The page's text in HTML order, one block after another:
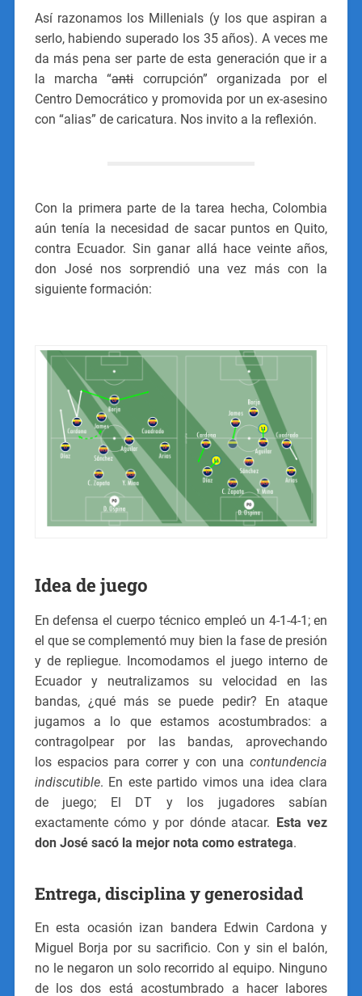
Así razonamos los Millenials (y los que aspiran a
serlo, habiendo superado los 35 años). A veces me
da más pena ser parte de esta generación que ir a
la marcha “anticorrupción” organizada por el
Centro Democrático y promovida por un ex-asesino
con “alias” de caricatura. Nos invito a la reflexión.
Con la primera parte de la tarea hecha, Colombia
aún tenía la necesidad de sacar puntos en Quito,
contra Ecuador. Sin ganar allá hace veinte años,
don José nos sorprendió una vez más con la
siguiente formación:
Idea de juego
En defensa el cuerpo técnico empleó un 4-1-4-1; en
el que se complementó muy bien la fase de presión
y de repliegue. Incomodamos el juego interno de
Ecuador y neutralizamos su velocidad en las
bandas, ¿qué más se puede pedir? En ataque
jugamos a lo que estamos acostumbrados: a
contragolpear por las bandas, aprovechando
los espacios para correr y con una contundencia
indiscutible. En este partido vimos una idea clara
de juego; El DT y los jugadores sabían
exactamente cómo y por dónde atacar.
Esta vez
don José sacó la mejor nota como estratega.
Entrega, disciplina y generosidad
En esta ocasión izan bandera Edwin Cardona y
Miguel Borja por su sacrificio. Con y sin el balón,
no le negaron un solo recorrido al equipo. Ninguno
de los dos está acostumbrado a hacer labores